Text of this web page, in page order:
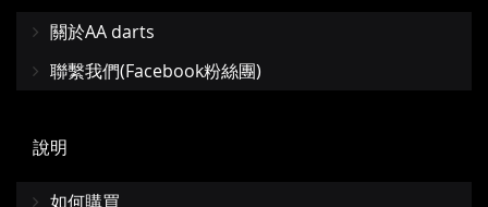
關於AA darts
聯繫我們(Facebook粉絲團)
說明
如何購買